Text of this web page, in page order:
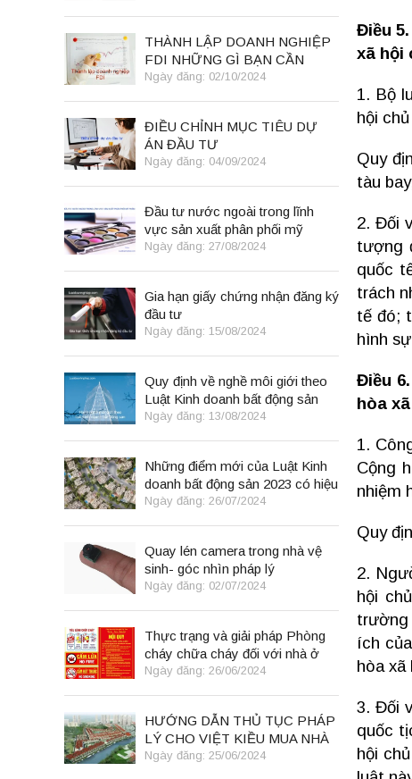
Điều
xã hội
1. Bộ
hội
Quy
tàu
2. Đối
tượng
quốc
trách
tế đó;
hình
Điều
hòa
1.
Cộng
nhiệm
Quy
2.
hội
trường
ích
hòa xã
3. Đối
quốc
hội
THÀNH LẬP DOANH NGHIỆP
FDI NHỮNG GÌ BẠN CẦN
BIẾT
Ngày đăng: 02/10/2024
ĐIỀU CHỈNH MỤC TIÊU DỰ
ÁN ĐẦU TƯ
Ngày đăng: 04/09/2024
Đầu tư nước ngoài trong lĩnh
vực sản xuất phân phối mỹ
phẩm
Ngày đăng: 27/08/2024
Gia hạn giấy chứng nhận đăng ký
đầu tư
Ngày đăng: 15/08/2024
Quy định về nghề môi giới theo
Luật Kinh doanh bất động sản
2023
Ngày đăng: 13/08/2024
Những điểm mới của Luật Kinh
doanh bất động sản 2023 có hiệu
lực từ 01/8/2024
Ngày đăng: 26/07/2024
Quay lén camera trong nhà vệ
sinh- góc nhìn pháp lý
Ngày đăng: 02/07/2024
Thực trạng và giải pháp Phòng
cháy chữa cháy đối với nhà ở
kết hợp kinh doanh tại Việt Nam
Ngày đăng: 26/06/2024
HƯỚNG DẪN THỦ TỤC PHÁP
LÝ CHO VIỆT KIỀU MUA NHÀ
TẠI VIỆT NAM THEO LUẬT
Ngày đăng: 25/06/2024